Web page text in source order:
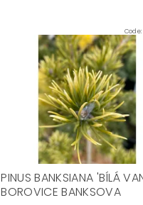
Code:
PINUS BANKSIANA 'BÍLÁ
BOROVICE BANKSOVA